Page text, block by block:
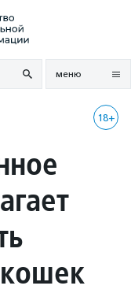
меню
18+